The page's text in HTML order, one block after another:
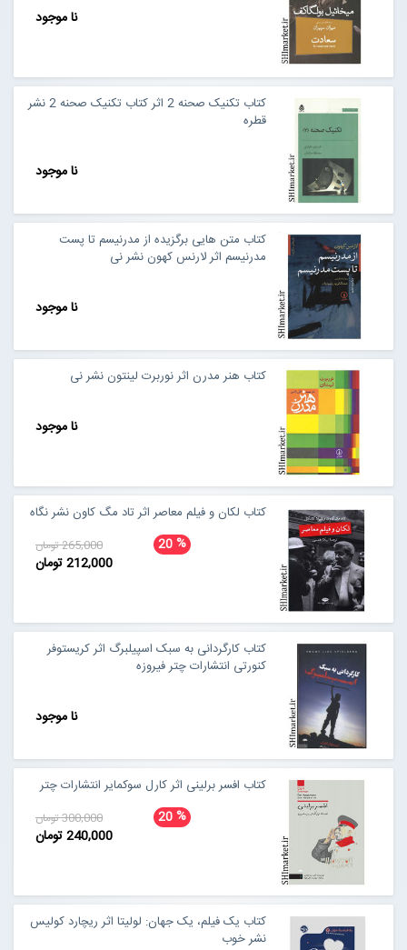
نا موجود
کتاب تکنیک صحنه 2 اثر کتاب تکنیک صحنه 2 نشر
قطره
نا موجود
کتاب متن هایی برگزیده از مدرنیسم تا پست
مدرنیسم اثر لارنس کهون نشر نی
نا موجود
کتاب هنر مدرن اثر نوربرت لینتون نشر نی
نا موجود
کتاب لكان و فيلم معاصر اثر تاد مگ کاون نشر نگاه
20% 265,000 تومان
212,000 تومان
کتاب کارگردانی به سبک اسپیلبرگ اثر کریستوفر
کنورتی انتشارات چتر فیروزه
نا موجود
کتاب افسر برلینی اثر کارل سوکمایر انتشارات چتر
20% 300,000 تومان
240,000 تومان
کتاب یک فیلم، یک جهان: لولیتا اثر ریچارد کولیس
نشر خوب